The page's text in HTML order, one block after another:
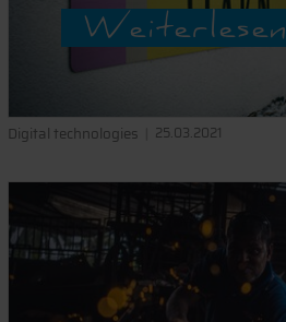
Weiterlesen
Digital technologies 25.03.2021